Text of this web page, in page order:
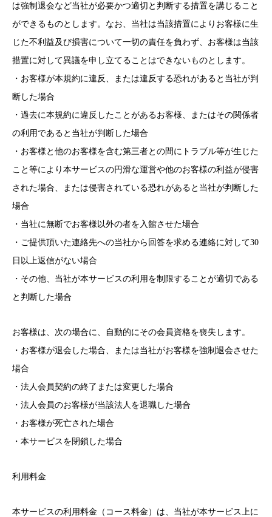
は強制退会など当社が必要かつ適切と判断する措置を講じること
ができるものとします。なお、当社は当該措置によりお客様に生
じた不利益及び損害について一切の責任を負わず、お客様は当該
措置に対して異議を申し立てることはできないものとします。
・お客様が本規約に違反、または違反する恐れがあると当社が判
断した場合
・過去に本規約に違反したことがあるお客様、またはその関係者
の利用であると当社が判断した場合
・お客様と他のお客様を含む第三者との間にトラブル等が生じた
こと等により本サービスの円滑な運営や他のお客様の利益が侵害
された場合、または侵害されている恐れがあると当社が判断した
場合
・当社に無断でお客様以外の者を入館させた場合
・ご提供頂いた連絡先への当社から回答を求める連絡に対して30
日以上返信がない場合
・その他、当社が本サービスの利用を制限することが適切である
と判断した場合
お客様は、次の場合に、自動的にその会員資格を喪失します。
・お客様が退会した場合、または当社がお客様を強制退会させた
場合
・法人会員契約の終了または変更した場合
・法人会員のお客様が当該法人を退職した場合
・お客様が死亡された場合
・本サービスを閉鎖した場合
利用料金
本サービスの利用料金（コース料金）は、当社が本サービス上に